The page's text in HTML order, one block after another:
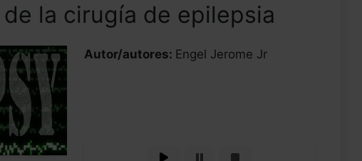
la cirugía de epilepsia
Autor/autores: Engel Jerome Jr